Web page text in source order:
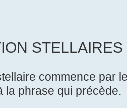
STELLAIRES
commence par
la phrase qui précède.